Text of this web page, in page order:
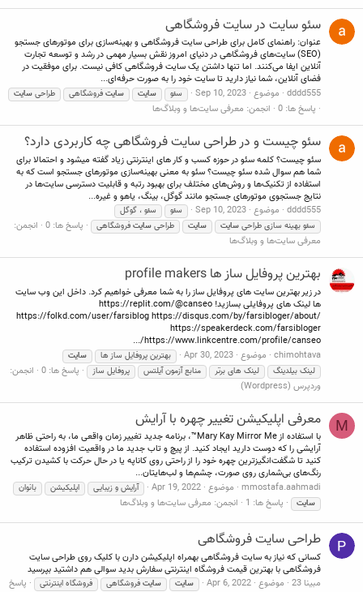
سئو سایت در سایت فروشگاهی
عنوان: راهنمای کامل برای طراحی سایت فروشگاهی و بهینه‌سازی برای موتورهای جستجو
(SEO) سایت‌های فروشگاهی در دنیای امروز نقش بسیار مهمی در رشد و توسعه تجارت
آنلاین ایفا می‌کنند. اما تنها داشتن یک سایت فروشگاهی کافی نیست. برای موفقیت در
فضای آنلاین، شما نیاز دارید تا سایت خود را به صورت حرفه‌ای...
dddd555 موضوع Sep 10, 2023 سئو سایت سایت فروشگاهی طراحی سایت
پاسخ ها: 0 انجمن: معرفی سایت‌ها و وبلاگ‌ها
سئو چیست و در طراحی سایت فروشگاهی چه کاربردی دارد؟
سئو چیست؟ کلمه سئو در حوزه کسب و کار های اینترنتی زیاد گفته میشود و احتمالا برای
شما هم سوال شده سئو چیست؟ سئو به معنی بهینه‌سازی موتورهای جستجو است که به
استفاده از تکنیک‌ها و روش‌های مختلف برای بهبود رتبه و قابلیت دسترسی سایت‌ها در
نتایج جستجوی موتورهای جستجو مانند گوگل، بینگ، یاهو و غیره...
dddd555 موضوع Sep 10, 2023 سئو
سئو ، گوگل
سئو بهینه سازی طراحی سایت سایت طراحی سایت فروشگاهی پاسخ ها: 0
انجمن:
معرفی سایت‌ها و وبلاگ‌ها
بهترین پروفایل ساز ها profile makers
در زیر بهترین سایت های پروفایل ساز را به شما معرفی خواهیم کرد. داخل این وب سایت
ها لینک های پروفایلی بسازید! https://replit.com/@canseo
https://folkd.com/user/farsiblog https://disqus.com/by/farsibloger/about/
https://speakerdeck.com/farsibloger
https://www.linkcentre.com/profile/canseo/...
chimohtava موضوع Apr 30, 2023 بهترین پروفایل ساز ها
سایت
لینک بیلدینگ
لینک های برتر منابع آزمون آیلتس پروفایل ساز پاسخ ها: 0
انجمن:
وردپرس (Wordpress)
M معرفی اپلیکیشن تغییر چهره با آرایش
با استفاده از Mary Kay Mirror Me™، برنامه جدید تغییر زمان واقعی ما، به راحتی ظاهر
آرایشی را که دوست دارید ایجاد کنید. از پیچ و تاب جدید ما در واقعیت افزوده استفاده
کنید تا شگفت‌انگیزترین چهره خود را از راحتی روی کاناپه یا در حال حرکت با کشیدن ترکیب
رنگ‌های بی‌شماری روی صورت، چشم‌ها و لب‌هایتان...
mmostafa.aahmadi موضوع Apr 19, 2022 آرایش و زیبایی اپلیکیشن
بانوان
سایت
پاسخ ها: 1 انجمن: معرفی سایت‌ها و وبلاگ‌ها
طراحی سایت فروشگاهی
کسانی که نیاز به سایت فروشگاهی بهمراه اپلیکیشن دارن با کلیک روی طراحی سایت
فروشگاهی با بهترین قیمت فروشگاه اینترنتی سفارش بدید سوالی هم داشتید بپرسید
مبینا 23
موضوع Apr 6, 2022 سایت سایت فروشگاهی فروشگاه اینترنتی
پاسخ